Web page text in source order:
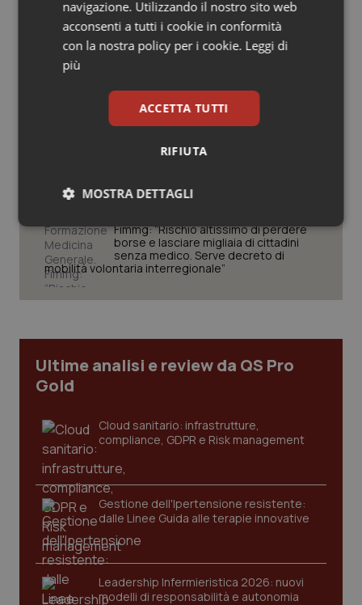
Salute orale & impianti
Sangue & coagulazione
Tumore ovarico
Tumori del Polmone & Testa Collo
Tumori gastrointestinali
Vaccini
delle tariffe ospedaliere, così rinvio
rinnovo contratto sanità privata”
pronta”
le istruzioni per il Data Matrix. Entro l’8
Fimmg: “Rischio altissimo di perdere
borse e lasciare migliaia di cittadini
senza medico. Serve decreto di
mobilità volontaria interregionale”
Ultime analisi e review da QS Pro
Gold
Cloud sanitario: infrastrutture,
compliance, GDPR e Risk management
Gestione dell'Ipertensione resistente:
dalle Linee Guida alle terapie innovative
Leadership Infermieristica 2026: nuovi
modelli di responsabilità e autonomia
navigazione. Utilizzando il nostro sito web
acconsenti a tutti i cookie in conformità
con la nostra policy per i cookie. Leggi di
più
ACCETTA TUTTI
RIFIUTA
MOSTRA DETTAGLI
Necessari Statistici Marketing
Necessari Statistici Marketing
I cookie necessari contribuiscono a rendere fruibile il
sito web abilitandone funzionalità di base quali la
funzionare correttamente senza questi cookie.
Nome
Fornitore/Dominio
VISITOR_PRIVACY_METADATA
.youtube.com